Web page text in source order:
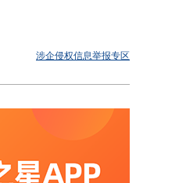
涉企侵权信息举报专区